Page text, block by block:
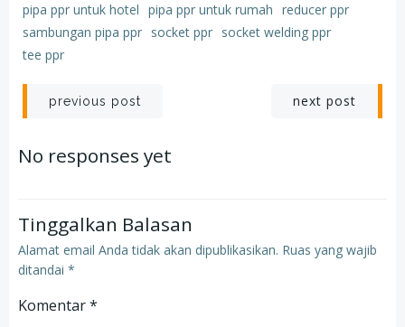
pipa ppr untuk hotel pipa ppr untuk rumah reducer ppr
sambungan pipa ppr socket ppr socket welding ppr
tee ppr
Post
navigation
previous post next post
No responses yet
Tinggalkan Balasan
Alamat email Anda tidak akan dipublikasikan. Ruas yang wajib
ditandai *
Komentar*